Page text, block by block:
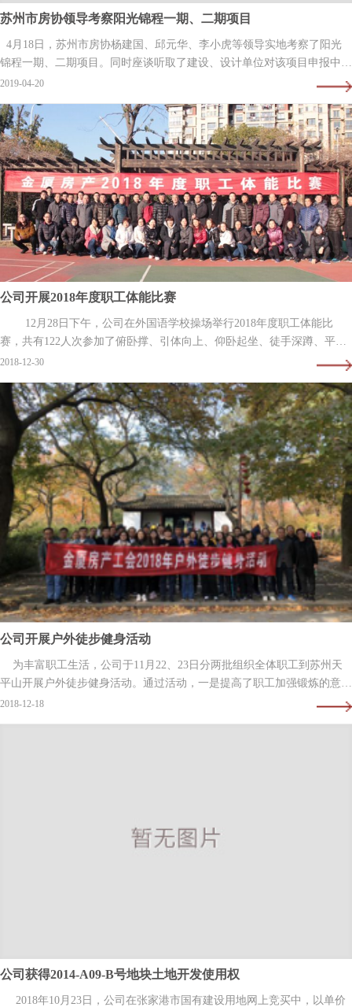
苏州市房协领导考察阳光锦程一期、二期项目
4月18日，苏州市房协杨建国、邱元华、李小虎等领导实地考察了阳光
锦程一期、二期项目。同时座谈听取了建设、设计单位对该项目申报中国
土木工程詹天佑奖优秀住宅小区的情况汇报。
2019-04-20
公司开展2018年度职工体能比赛
12月28日下午，公司在外国语学校操场举行2018年度职工体能比
赛，共有122人次参加了俯卧撑、引体向上、仰卧起坐、徒手深蹲、平板
撑、立定跳远、坐位体前屈、100米、拔河等…
2018-12-30
公司开展户外徒步健身活动
为丰富职工生活，公司于11月22、23日分两批组织全体职工到苏州天
平山开展户外徒步健身活动。通过活动，一是提高了职工加强锻炼的意
识，二是强化了团队意识，促进了职工之间的交流和沟通。
2018-12-18
公司获得2014-A09-B号地块土地开发使用权
2018年10月23日，公司在张家港市国有建设用地网上竞买中，以单价